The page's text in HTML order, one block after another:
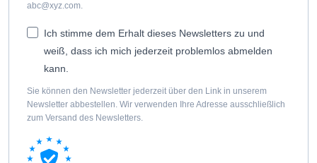
abc@xyz.com.
Ich stimme dem Erhalt dieses Newsletters zu und
weiß, dass ich mich jederzeit problemlos abmelden
kann.
Sie können den Newsletter jederzeit über den Link in unserem
Newsletter abbestellen. Wir verwenden Ihre Adresse ausschließlich
zum Versand des Newsletters.